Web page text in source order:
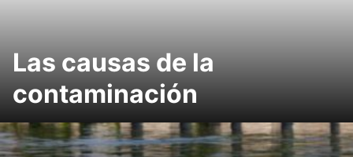
Las causas de la
contaminación